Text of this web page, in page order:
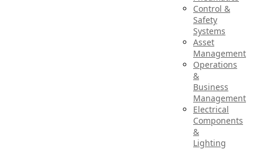
Control &
Safety
Systems
Asset
Management
Operations
&
Business
Management
Electrical
Components
&
Lighting